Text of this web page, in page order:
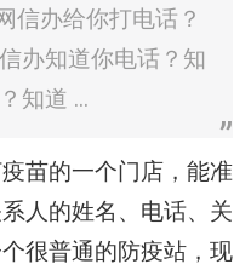
信办给你打电话？
办知道你电话？知
知道 ...
苗的一个门店，能准
人的姓名、电话、关
很普通的防疫站，现